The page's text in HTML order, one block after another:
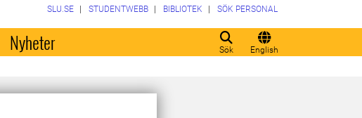
Sök English
SLU.SE STUDENTWEBB BIBLIOTEK SÖK PERSONAL
Nyheter